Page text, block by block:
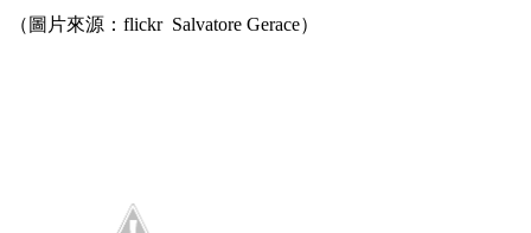
（圖片來源：flickr Salvatore Gerace）